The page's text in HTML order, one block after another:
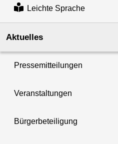
Leichte Sprache
Aktuelles
Pressemitteilungen
Veranstaltungen
Bürgerbeteiligung